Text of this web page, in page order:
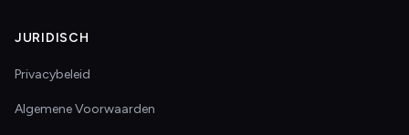
JURIDISCH
Privacybeleid
Algemene Voorwaarden